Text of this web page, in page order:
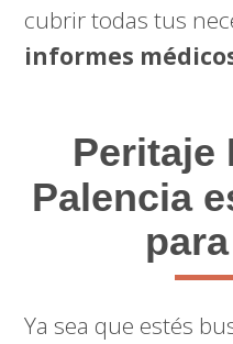
cubrir todas tus
informes
Peritaje
Palencia
Ya sea que estés